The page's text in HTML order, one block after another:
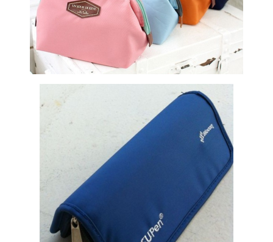
Daili kosmetinė
Insulino dėkliukas